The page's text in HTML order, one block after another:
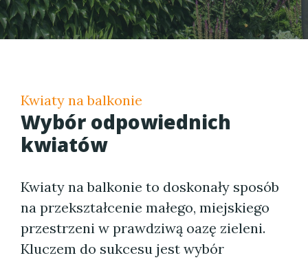
Kwiaty na balkonie
Wybór odpowiednich
kwiatów
Kwiaty na balkonie to doskonały sposób
na przekształcenie małego, miejskiego
przestrzeni w prawdziwą oazę zieleni.
Kluczem do sukcesu jest wybór